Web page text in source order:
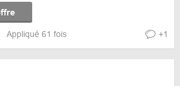
Appliqué 61 fois +1